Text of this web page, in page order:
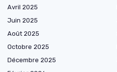
Avril 2025
Juin 2025
Août 2025
Octobre 2025
Décembre 2025